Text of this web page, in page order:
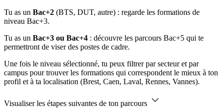
Tu as un Bac+2 (BTS, DUT, autre) : regarde les formations de
niveau Bac+3.
Tu as un Bac+3 ou Bac+4 : découvre les parcours Bac+5 qui te
permettront de viser des postes de cadre.
Une fois le niveau sélectionné, tu peux filtrer par secteur et par
campus pour trouver les formations qui correspondent le mieux à ton
profil et à ta localisation (Brest, Caen, Laval, Rennes, Vannes).
Visualiser les étapes suivantes de ton parcours